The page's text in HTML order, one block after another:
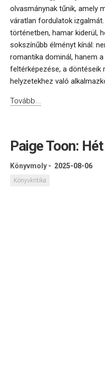
olvasmánynak tűnik, amely
váratlan fordulatok
történetben, hamar kiderül,
sokszínűbb élményt kínál:
romantika dominál, hanem
feltérképezése, a
helyzetekhez való
Tovább...
Paige Toon:
Könyvmoly - 2025-08-06
Könyvkritika